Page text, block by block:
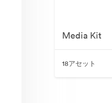
Media Kit
18アセット